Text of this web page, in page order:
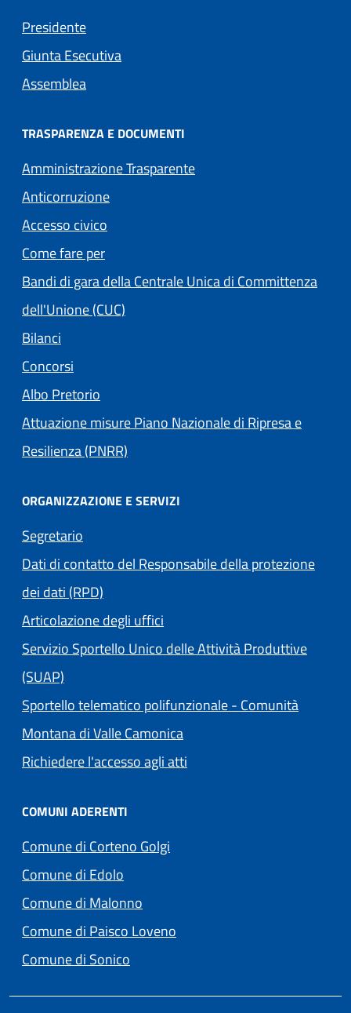
Presidente
Giunta Esecutiva
Assemblea
TRASPARENZA E DOCUMENTI
Amministrazione Trasparente
Anticorruzione
Accesso civico
Come fare per
Bandi di gara della Centrale Unica di Committenza
dell'Unione (CUC)
Bilanci
Concorsi
Albo Pretorio
Attuazione misure Piano Nazionale di Ripresa e
Resilienza (PNRR)
ORGANIZZAZIONE E SERVIZI
Segretario
Dati di contatto del Responsabile della protezione
dei dati (RPD)
Articolazione degli uffici
Servizio Sportello Unico delle Attività Produttive
(SUAP)
Sportello telematico polifunzionale - Comunità
Montana di Valle Camonica
Richiedere l'accesso agli atti
COMUNI ADERENTI
Comune di Corteno Golgi
Comune di Edolo
Comune di Malonno
Comune di Paisco Loveno
Comune di Sonico